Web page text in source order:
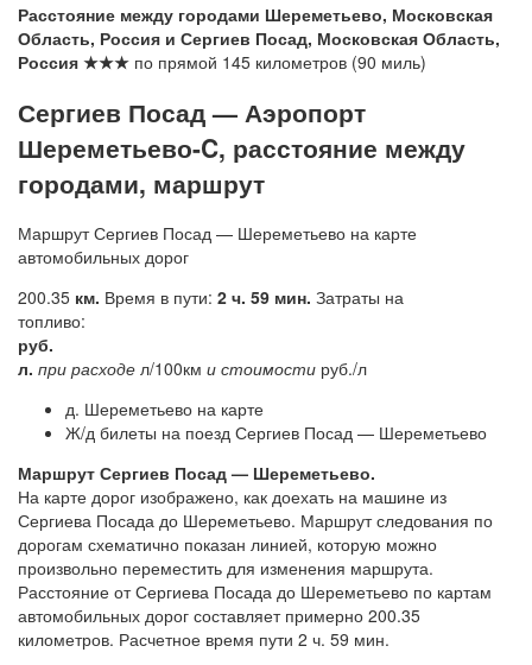
Расстояние между городами Шереметьево, Московская
Область, Россия и Сергиев Посад, Московская Область,
Россия ★★★ по прямой 145 километров (90 миль)
Сергиев Посад — Аэропорт
Шереметьево-C, расстояние между
городами, маршрут
Маршрут Сергиев Посад — Шереметьево на карте
автомобильных дорог
200.35 км. Время в пути: 2 ч. 59 мин. Затраты на
топливо:
руб.
л. при расходе л/100км и стоимости руб./л
д. Шереметьево на карте
Ж/д билеты на поезд Сергиев Посад — Шереметьево
Маршрут Сергиев Посад — Шереметьево.
На карте дорог изображено, как доехать на машине из
Сергиева Посада до Шереметьево. Маршрут следования по
дорогам схематично показан линией, которую можно
произвольно переместить для изменения маршрута.
Расстояние от Сергиева Посада до Шереметьево по картам
автомобильных дорог составляет примерно 200.35
километров. Расчетное время пути 2 ч. 59 мин.